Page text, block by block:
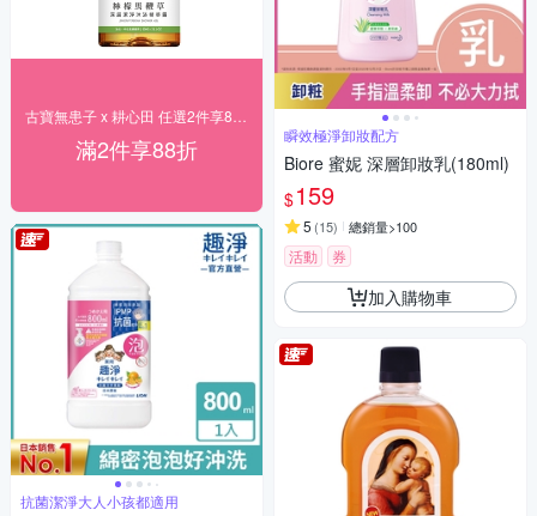
滿2件享88折
抗菌潔淨大人小孩都適用
瞬效極淨卸妝配方
Biore 蜜妮 深層卸妝乳(180ml)
$159
5 (15) 總銷量>100
活動 券
加入購物車